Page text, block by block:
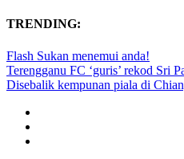
TRENDING:
Flash Sukan menemui anda!
Terengganu FC ‘guris’ rekod Sri
Disebalik kempunan piala di